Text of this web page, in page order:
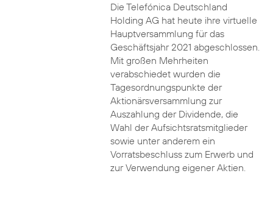
Die Telefónica Deutschland
Holding AG hat heute ihre virtuelle
Hauptversammlung für das
Geschäftsjahr 2021 abgeschlossen.
Mit großen Mehrheiten
verabschiedet wurden die
Tagesordnungspunkte der
Aktionärsversammlung zur
Auszahlung der Dividende, die
Wahl der Aufsichtsratsmitglieder
sowie unter anderem ein
Vorratsbeschluss zum Erwerb und
zur Verwendung eigener Aktien.